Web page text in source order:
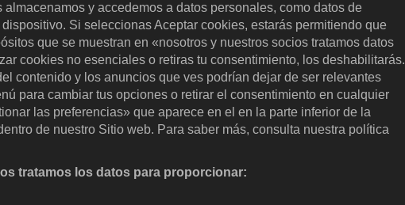
almacenamos y accedemos a datos personales, como datos de
Si seleccionas Aceptar cookies, estarás permitiendo que
que se muestran en «nosotros y nuestros socios tratamos datos
cookies no esenciales o retiras tu consentimiento, los deshabilitarás.
contenido y los anuncios que ves podrían dejar de ser relevantes
para cambiar tus opciones o retirar el consentimiento en cualquier
las preferencias» que aparece en el en la parte inferior de la
de nuestro Sitio web. Para saber más, consulta nuestra política
tratamos los datos para proporcionar: